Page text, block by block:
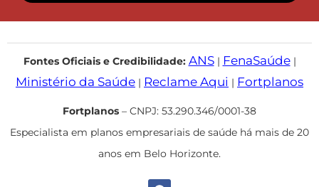
Fontes Oficiais e Credibilidade: ANS| FenaSaúde|
Ministério da Saúde | Reclame Aqui | Fortplanos
Fortplanos – CNPJ: 53.290.346/0001-38
Especialista em planos empresariais de saúde há mais de 20
anos em Belo Horizonte.